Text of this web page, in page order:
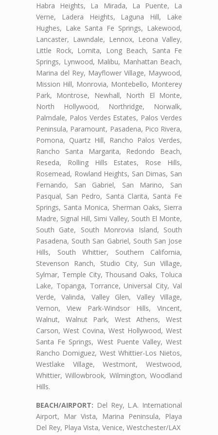
Habra Heights, La Mirada, La Puente, La
Verne, Ladera Heights, Laguna Hill, Lake
Hughes, Lake Santa Fe Springs, Lakewood,
Lancaster, Lawndale, Lennox, Leona Valley,
Little Rock, Lomita, Long Beach, Santa Fe
Springs, Lynwood, Malibu, Manhattan Beach,
Marina del Rey, Mayflower Village, Maywood,
Mission Hill, Monrovia, Montebello, Monterey
Park, Montrose, Newhall, North El Monte,
North Hollywood, Northridge, Norwalk,
Palmdale, Palos Verdes Estates, Palos Verdes
Peninsula, Paramount, Pasadena, Pico Rivera,
Pomona, Quartz Hill, Rancho Palos Verdes,
Rancho Santa Margarita, Redondo Beach,
Reseda, Rolling Hills Estates, Rose Hills,
Rosemead, Rowland Heights, San Dimas, San
Fernando, San Gabriel, San Marino, San
Pasqual, San Pedro, Santa Clarita, Santa Fe
Springs, Santa Monica, Sherman Oaks, Sierra
Madre, Signal Hill, Simi Valley, South El Monte,
South Gate, South Monrovia Island, South
Pasadena, South San Gabriel, South San Jose
Hills, South Whittier, Southern California,
Stevenson Ranch, Studio City, Sun Village,
Sylmar, Temple City, Thousand Oaks, Toluca
Lake, Topanga, Torrance, Universal City, Val
Verde, Valinda, Valley Glen, Valley Village,
Vernon, View Park-Windsor Hills, Vincent,
Walnut, Walnut Park, West Athens, West
Carson, West Covina, West Hollywood, West
Santa Fe Springs, West Puente Valley, West
Rancho Domiguez, West Whittier-Los Nietos,
Westlake Village, Westmont, Westwood,
Whittier, Willowbrook, Wilmington, Woodland
Hills.
BEACH/AIRPORT: Del Rey, L.A. International
Airport, Mar Vista, Marina Peninsula, Playa
Del Rey, Playa Vista, Venice, Westchester/LAX